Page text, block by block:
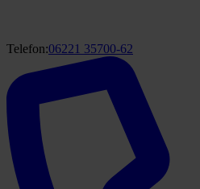
Telefon:06221 35700-62